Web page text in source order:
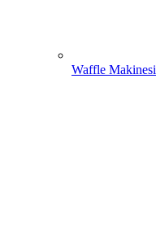
Waffle Makinesi